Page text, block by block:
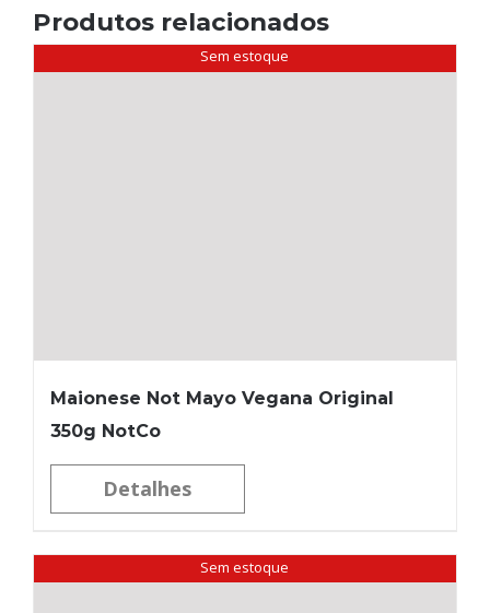
Produtos relacionados
Sem estoque
Maionese Not Mayo Vegana Original
350g NotCo
Detalhes
Sem estoque